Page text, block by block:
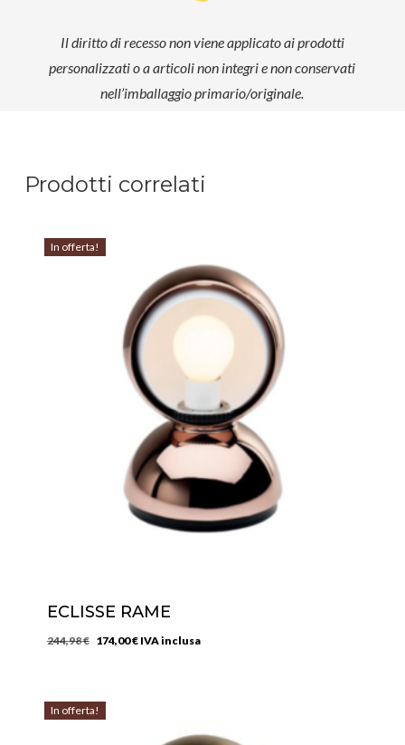
Il diritto di recesso non viene applicato ai prodotti
personalizzati o a articoli non integri e non conservati
nell’imballaggio primario/originale.
Prodotti correlati
In offerta!
ECLISSE RAME
244,98€ Il
era:
244,98 €.
174,00€IlIVA inclusa
In offerta!